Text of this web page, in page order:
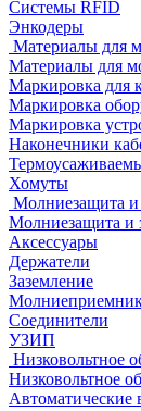
Системы RFID
Энкодеры
Материалы для
Материалы для
Маркировка для
Маркировка
Маркировка
Наконечники
Хомуты
Молниезащита и
Молниезащита и
Аксессуары
Держатели
Заземление
Соединители
УЗИП
Низковольтное
Низковольтное
Автоматические